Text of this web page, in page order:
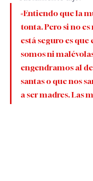
«Entiendo que la
tonta. Pero si no
está seguro es que
somos ni
engendramos al
santas o que nos
a ser madres. Las